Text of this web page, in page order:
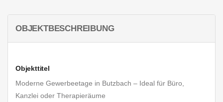
OBJEKTBESCHREIBUNG
Objekttitel
Moderne Gewerbeetage in Butzbach – Ideal für Büro,
Kanzlei oder Therapieräume